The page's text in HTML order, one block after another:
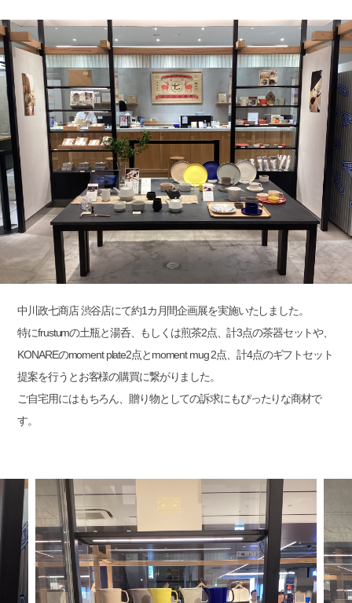
中川政七商店 渋谷店にて約1カ月間企画展を実施いたしました。
特にfrustumの土瓶と湯呑、もしくは煎茶2点、計3点の茶器セットや、
KONAREのmoment plate2点とmoment mug 2点、計4点のギフトセット
提案を行うとお客様の購買に繋がりました。
ご自宅用にはもちろん、贈り物としての訴求にもぴったりな商材で
す。